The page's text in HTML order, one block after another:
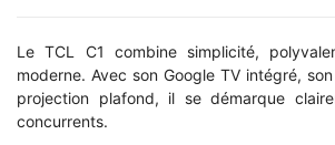
Le TCL C1 combine simplicité,
moderne. Avec son Google TV intégré,
projection plafond, il se démarque
concurrents.